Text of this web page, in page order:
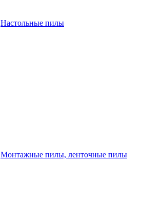
Настольные пилы
Монтажные пилы, ленточные пилы